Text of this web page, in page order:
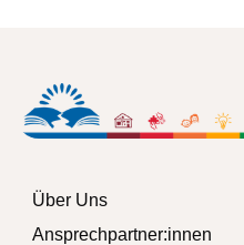
Über Uns
Ansprechpartner:innen